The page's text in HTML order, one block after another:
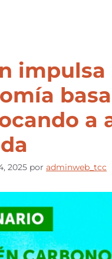
a
2025 por adminweb_tcc